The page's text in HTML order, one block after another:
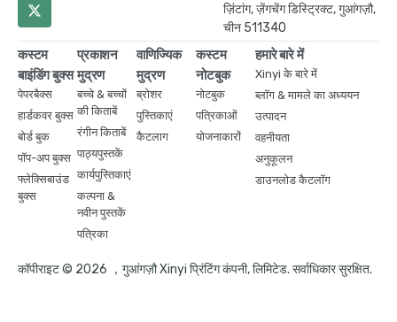
ज़िंटांग, ज़ेंगचेंग डिस्ट्रिक्ट, गुआंगज़ौ,
चीन 511340
कस्टम
बाइंडिंग बुक्स
पेपरबैक्स
हार्डकवर बुक्स
बोर्ड बुक
पॉप-अप बुक्स
फ्लेक्सिबाउंड
बुक्स
प्रकाशन
मुद्रण
बच्चे & बच्चों
की किताबें
रंगीन किताबें
पाठ्यपुस्तकें
कार्यपुस्तिकाएं
कल्पना &
नवीन पुस्तकें
पत्रिका
वाणिज्यिक
मुद्रण
ब्रोशर
पुस्तिकाएं
कैटलाग
कस्टम
नोटबुक
नोटबुक
पत्रिकाओं
योजनाकारों
हमारे बारे में
Xinyi के बारे में
ब्लॉग & मामले का अध्ययन
उत्पादन
वहनीयता
अनुकूलन
डाउनलोड कैटलॉग
कॉपीराइट © 2026 ，गुआंगज़ौ Xinyi प्रिंटिंग कंपनी, लिमिटेड. सर्वाधिकार सुरक्षित.